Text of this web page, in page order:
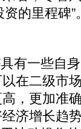
的里程碑
一些自身
在二级市
，更加准
济增长趋